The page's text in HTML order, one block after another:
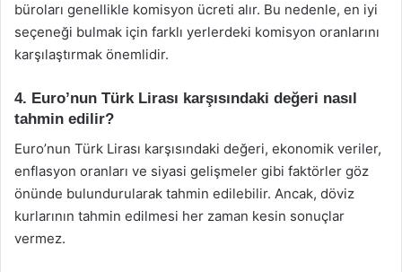
büroları genellikle komisyon ücreti alır. Bu nedenle, en iyi
seçeneği bulmak için farklı yerlerdeki komisyon oranlarını
karşılaştırmak önemlidir.
4. Euro’nun Türk Lirası karşısındaki değeri nasıl
tahmin edilir?
Euro’nun Türk Lirası karşısındaki değeri, ekonomik veriler,
enflasyon oranları ve siyasi gelişmeler gibi faktörler göz
önünde bulundurularak tahmin edilebilir. Ancak, döviz
kurlarının tahmin edilmesi her zaman kesin sonuçlar
vermez.